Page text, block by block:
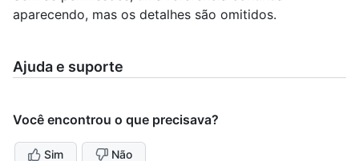
aparecendo, mas os detalhes são omitidos.
Ajuda e suporte
Você encontrou o que precisava?
Sim Não